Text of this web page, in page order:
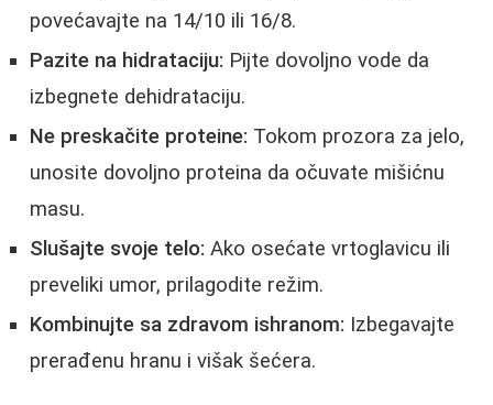
povećavajte na 14/10 ili 16/8.
Pazite na hidrataciju: Pijte dovoljno vode da
izbegnete dehidrataciju.
Ne preskačite proteine: Tokom prozora za jelo,
unosite dovoljno proteina da očuvate mišićnu
masu.
Slušajte svoje telo: Ako osećate vrtoglavicu ili
preveliki umor, prilagodite režim.
Kombinujte sa zdravom ishranom: Izbegavajte
prerađenu hranu i višak šećera.